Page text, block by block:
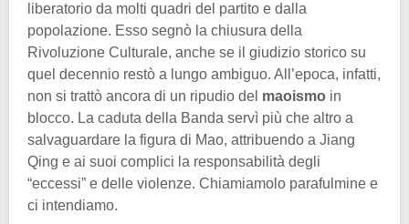
liberatorio da molti quadri del partito e dalla
popolazione. Esso segnò la chiusura della
Rivoluzione Culturale, anche se il giudizio storico su
quel decennio restò a lungo ambiguo. All’epoca, infatti,
non si trattò ancora di un ripudio del maoismo in
blocco. La caduta della Banda servì più che altro a
salvaguardare la figura di Mao, attribuendo a Jiang
Qing e ai suoi complici la responsabilità degli
“eccessi” e delle violenze. Chiamiamolo parafulmine e
ci intendiamo.